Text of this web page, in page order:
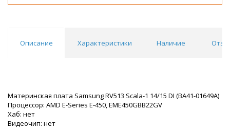
Описание Характеристики Наличие
Материнская плата Samsung RV513 Scala-1 14/15 DI (BA41-01649A)
Процессор: AMD E-Series E-450, EME450GBB22GV
Хаб: нет
Видеочип: нет